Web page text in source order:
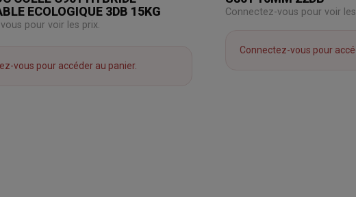
ECOLOGIQUE 3DB 15KG
pour voir les prix.
vous pour accéder au panier.
Connectez-vous pour voir
Connectez-vous pour